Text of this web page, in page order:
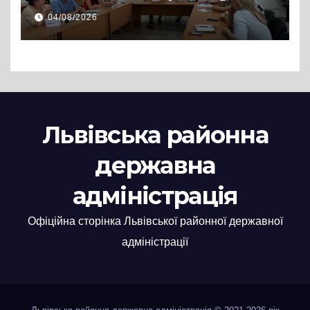
Львівській РДА розглянули
нові заяви
04/08/2026
Львівська районна
державна
адміністрація
Офіційна сторінка Львівської районної державної
адміністрації